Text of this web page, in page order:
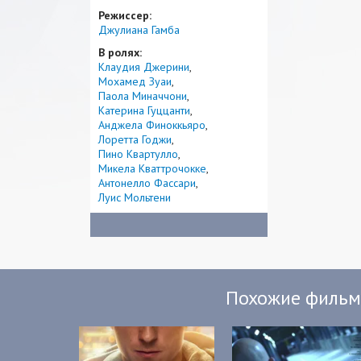
Режиссер:
Джулиана Гамба
В ролях:
Клаудия Джерини
Мохамед Зуаи
Паола Миначчони
Катерина Гуццанти
Анджела Финоккьяро
Лоретта Годжи
Пино Квартулло
Микела Кваттрочокке
Антонелло Фассари
Луис Мольтени
Похожие